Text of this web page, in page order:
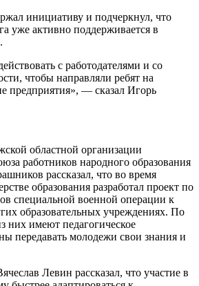
инициативу и подчеркнул, что
уже активно поддерживается в
с работодателями и со
чтобы направляли ребят на
предприятия», — сказал Игорь
областной организации
работников народного образования
рассказал, что во время
образования разработал проект по
специальной военной операции к
образовательных учреждениях. По
них имеют педагогическое
передавать молодежи свои знания и
Левин рассказал, что участие в